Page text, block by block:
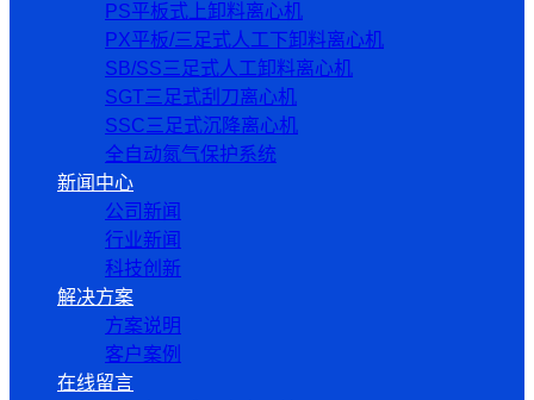
PS平板式上卸料离心机
PX平板/三足式人工下卸料离心机
SB/SS三足式人工卸料离心机
SGT三足式刮刀离心机
SSC三足式沉降离心机
全自动氮气保护系统
新闻中心
公司新闻
行业新闻
科技创新
解决方案
方案说明
客户案例
在线留言